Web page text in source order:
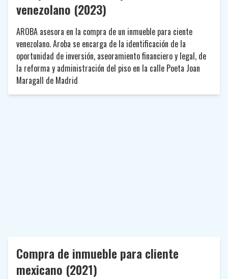
venezolano (2023)
AROBA asesora en la compra de un inmueble para ciente
venezolano. Aroba se encarga de la identificación de la
oportunidad de inversión, aseoramiento financiero y legal, de
la reforma y administración del piso en la calle Poeta Joan
Maragall de Madrid
Compra de inmueble para cliente
mexicano (2021)